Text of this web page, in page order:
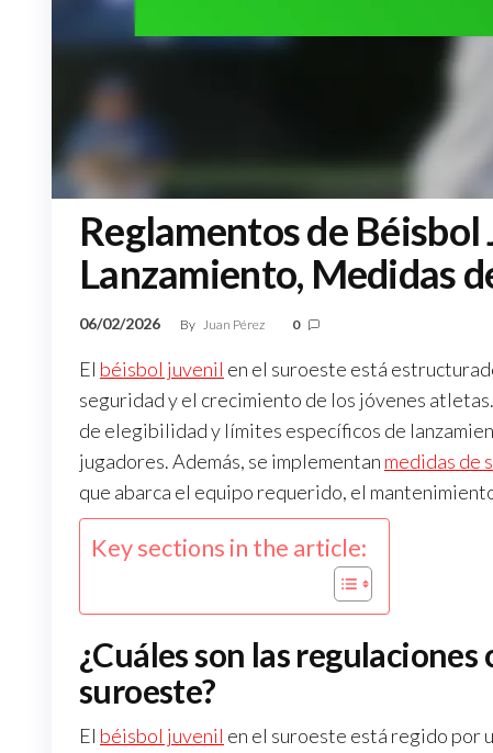
Reglamentos de
Lanzamiento, Medidas
06/02/2026 By Juan Pérez 0
El béisbol juvenil en el suroeste está
seguridad y el crecimiento de los jóvenes
de elegibilidad y límites específicos de
jugadores. Además, se implementan medidas de
que abarca el equipo requerido, el
Key sections in the article:
¿Cuáles son las
suroeste?
El béisbol juvenil en el suroeste está regido por